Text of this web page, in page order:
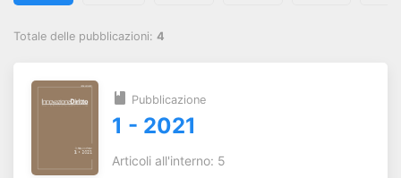
Totale delle pubblicazioni: 4
Pubblicazione
1 - 2021
Articoli all'interno: 5